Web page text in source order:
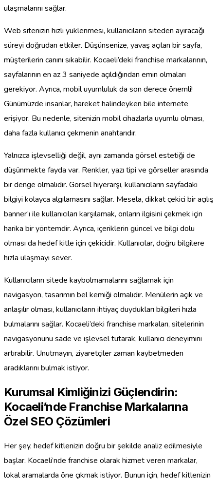
ulaşmalarını sağlar.
Web sitenizin hızlı yüklenmesi, kullanıcıların siteden ayıracağı
süreyi doğrudan etkiler. Düşünsenize, yavaş açılan bir sayfa,
müşterilerin canını sıkabilir. Kocaeli’deki franchise markalarının,
sayfalarının en az 3 saniyede açıldığından emin olmaları
gerekiyor. Ayrıca, mobil uyumluluk da son derece önemli!
Günümüzde insanlar, hareket halindeyken bile internete
erişiyor. Bu nedenle, sitenizin mobil cihazlarla uyumlu olması,
daha fazla kullanıcı çekmenin anahtarıdır.
Yalnızca işlevselliği değil, aynı zamanda görsel estetiği de
düşünmekte fayda var. Renkler, yazı tipi ve görseller arasında
bir denge olmalıdır. Görsel hiyerarşi, kullanıcıların sayfadaki
bilgiyi kolayca algılamasını sağlar. Mesela, dikkat çekici bir açılış
banner’ı ile kullanıcıları karşılamak, onların ilgisini çekmek için
harika bir yöntemdir. Ayrıca, içeriklerin güncel ve bilgi dolu
olması da hedef kitle için çekicidir. Kullanıcılar, doğru bilgilere
hızla ulaşmayı sever.
Kullanıcıların sitede kaybolmamalarını sağlamak için
navigasyon, tasarımın bel kemiği olmalıdır. Menülerin açık ve
anlaşılır olması, kullanıcıların ihtiyaç duydukları bilgileri hızla
bulmalarını sağlar. Kocaeli’deki franchise markaları, sitelerinin
navigasyonunu sade ve işlevsel tutarak, kullanıcı deneyimini
artırabilir. Unutmayın, ziyaretçiler zaman kaybetmeden
aradıklarını bulmak istiyor.
Kurumsal Kimliğinizi Güçlendirin:
Kocaeli’nde Franchise Markalarına
Özel SEO Çözümleri
Her şey, hedef kitlenizin doğru bir şekilde analiz edilmesiyle
başlar. Kocaeli’nde franchise olarak hizmet veren markalar,
lokal aramalarda öne çıkmak istiyor. Bunun için, hedef kitlenizin